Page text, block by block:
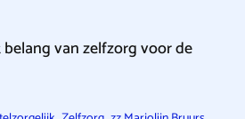
van zelfzorg voor de